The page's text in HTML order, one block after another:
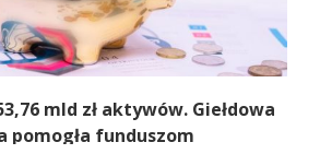
mld zł aktywów. Giełdowa
pomogła funduszom